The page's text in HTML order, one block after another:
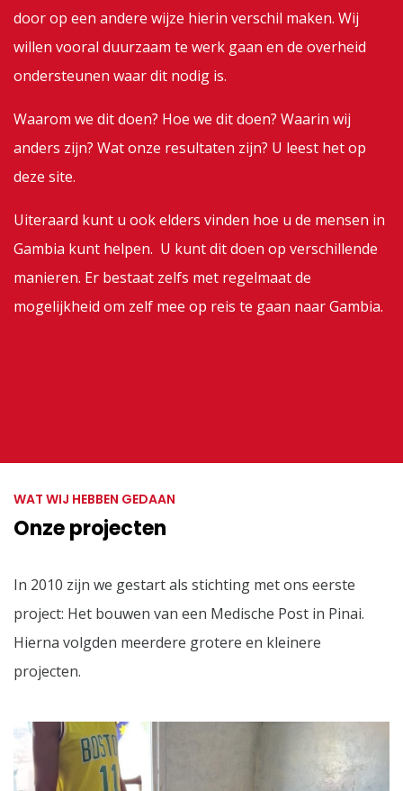
door op een andere wijze hierin verschil maken. Wij
willen vooral duurzaam te werk gaan en de overheid
ondersteunen waar dit nodig is.
Waarom we dit doen? Hoe we dit doen? Waarin wij
anders zijn? Wat onze resultaten zijn? U leest het op
deze site.
Uiteraard kunt u ook elders vinden hoe u de mensen in
Gambia kunt helpen. U kunt dit doen op verschillende
manieren. Er bestaat zelfs met regelmaat de
mogelijkheid om zelf mee op reis te gaan naar Gambia.
WAT WIJ HEBBEN GEDAAN
Onze projecten
In 2010 zijn we gestart als stichting met ons eerste
project: Het bouwen van een Medische Post in Pinai.
Hierna volgden meerdere grotere en kleinere
projecten.